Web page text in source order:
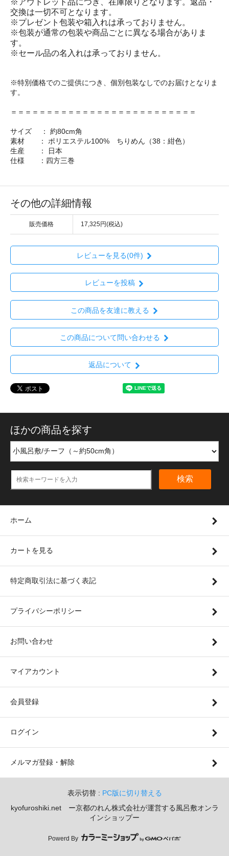
交換は一切不可となります。
※プレゼント包装や箱入れは承っておりません。
※包装が通常の包装や商品ごとに異なる場合がありま
す。
※セール品の名入れは承っておりません。
※特別価格でのご提供につき、個別包装なしでのお届けとなりま
す。
＝＝＝＝＝＝＝＝＝＝＝＝＝＝＝＝＝＝＝＝＝＝＝＝＝＝
サイズ ： 約80cm角
素材 ： ポリエステル100% ちりめん（38：紺色）
生産 ： 日本
仕様 ：四方三巻
その他の詳細情報
販売価格 17,325円(税込)
レビューを見る(0件)
レビューを投稿
この商品を友達に教える
この商品について問い合わせる
返品について
ほかの商品を探す
検索
ホーム
カートを見る
特定商取引法に基づく表記
プライバシーポリシー
お問い合わせ
マイアカウント
会員登録
ログイン
メルマガ登録・解除
表示切替 : PC版に切り替える
kyofuroshiki.net ー京都のれん株式会社が運営する風呂敷オンラ
インショップー
Powerd By